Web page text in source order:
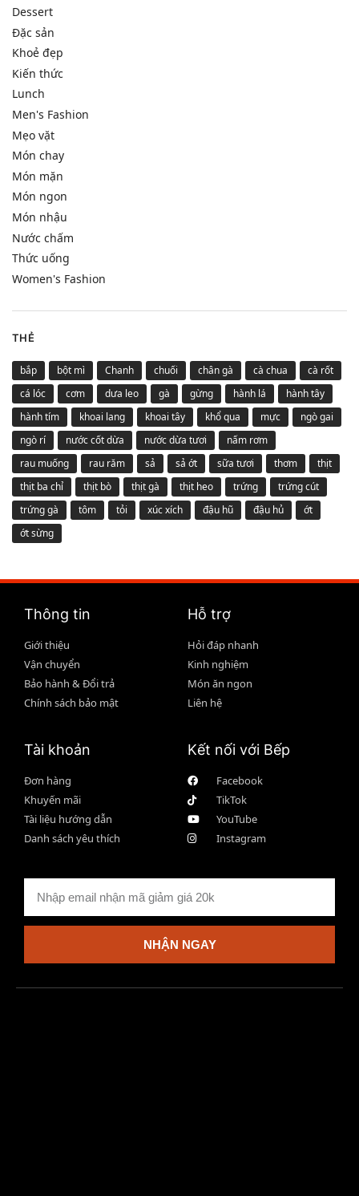
Dessert
Đặc sản
Khoẻ đẹp
Kiến thức
Lunch
Men's Fashion
Mẹo vặt
Món chay
Món mặn
Món ngon
Món nhậu
Nước chấm
Thức uống
Women's Fashion
THẺ
bắp bột mì Chanh chuối chân gà cà chua
cà rốt
cá lóc
cơm dưa leo gà gừng hành lá
hành tây
hành tím
khoai lang khoai tây khổ qua mực
ngò gai
ngò rí
nước cốt dừa nước dừa tươi
nấm rơm
rau muống
rau răm sả sả ớt sữa tươi thơm
thịt
thịt ba chỉ
thịt bò thịt gà thịt heo trứng
trứng cút
trứng gà
tôm tỏi xúc xích đậu hũ đậu hủ
ớt
ớt sừng
Thông tin
Giới thiệu
Vận chuyển
Bảo hành & Đổi trả
Chính sách bảo mật
Hỗ trợ
Hỏi đáp nhanh
Kinh nghiệm
Món ăn ngon
Liên hệ
Tài khoản
Đơn hàng
Khuyến mãi
Tài liệu hướng dẫn
Danh sách yêu thích
Kết nối với Bếp
Facebook
TikTok
YouTube
Instagram
NHẬN NGAY